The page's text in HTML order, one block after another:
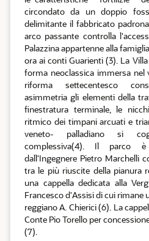
circondato da un doppio
delimitante il fabbricato
arco passante controlla
Palazzina appartenne alla
ora ai conti Guarienti (3). La
forma neoclassica immersa
riforma settecentesco
asimmetria gli elementi della
finestratura terminale, le
ritmico dei timpani arcuati e
veneto- palladiano si
complessiva(4). Il parco
dall'Ingegnere Pietro Marchelli
tra le più riuscite della pianura
una cappella dedicata alla
Francesco d'Assisi di cui rimane
reggiano A. Chierici (6). La
Conte Pio Torello per
(7).